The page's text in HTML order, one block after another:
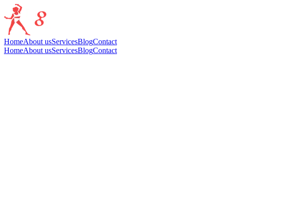
HomeAbout usServicesBlogContact
HomeAbout usServicesBlogContact